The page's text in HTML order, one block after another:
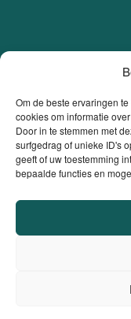
Om de beste ervaringen
cookies om informatie
Door in te stemmen met
surfgedrag of unieke ID's
geeft of uw toestemming
bepaalde functies en